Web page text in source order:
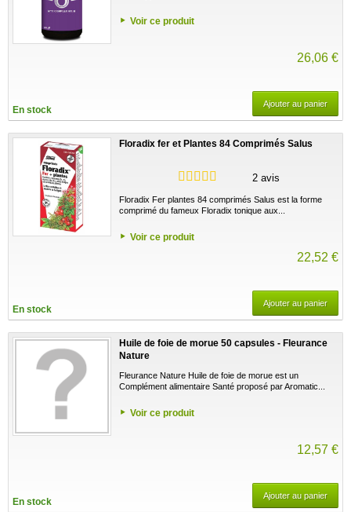
Voir ce produit
26,06 €
En stock
Ajouter au panier
Floradix fer et Plantes 84 Comprimés Salus
2 avis
Floradix Fer plantes 84 comprimés Salus est la forme
comprimé du fameux Floradix tonique aux...
Voir ce produit
22,52 €
En stock
Ajouter au panier
Huile de foie de morue 50 capsules - Fleurance
Nature
Fleurance Nature Huile de foie de morue est un
Complément alimentaire Santé proposé par Aromatic...
Voir ce produit
12,57 €
En stock
Ajouter au panier